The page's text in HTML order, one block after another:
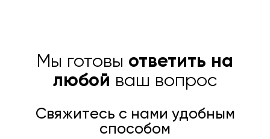
Мы готовы ответить на
любой ваш вопрос
Свяжитесь с нами удобным
способом